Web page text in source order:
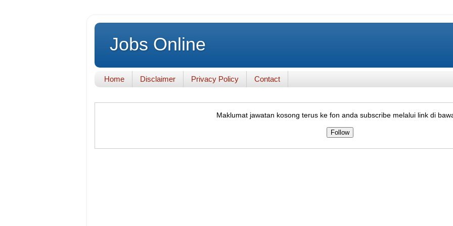
Jobs Online
Home Disclaimer Privacy Policy Contact
Maklumat jawatan kosong terus ke fon anda subscribe melalui link di